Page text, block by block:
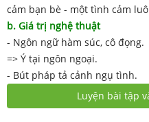
cảm bạn bè - một tình cảm
b. Giá trị nghệ thuật
- Ngôn ngữ hàm súc, cô đọng.
=> Ý tại ngôn ngoại.
- Bút pháp tả cảnh ngụ tình.
Luyện bài tập